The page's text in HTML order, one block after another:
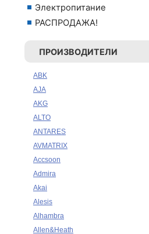
Электропитание
РАСПРОДАЖА!
ПРОИЗВОДИТЕЛИ
ABK
AJA
AKG
ALTO
ANTARES
AVMATRIX
Accsoon
Admira
Akai
Alesis
Alhambra
Allen&Heath